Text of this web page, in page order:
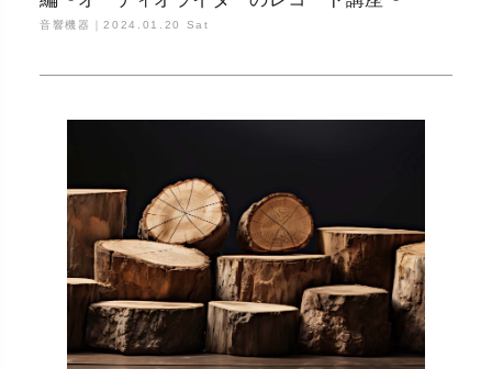
音響機器｜2024.01.20 Sat